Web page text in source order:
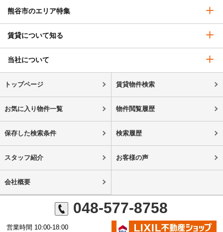
熊谷市のエリア特集
賃貸について知る
当社について
トップページ 賃貸物件検索
お気に入り物件一覧 物件閲覧履歴
保存した検索条件 検索履歴
スタッフ紹介 お客様の声
会社概要
048-577-8758
営業時間 10:00-18:00